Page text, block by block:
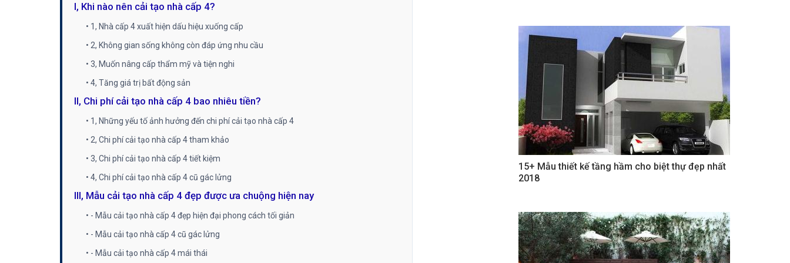
I, Khi nào nên cải tạo nhà cấp 4?
• 1, Nhà cấp 4 xuất hiện dấu hiệu xuống cấp
• 2, Không gian sống không còn đáp ứng nhu cầu
• 3, Muốn nâng cấp thẩm mỹ và tiện nghi
• 4, Tăng giá trị bất động sản
II, Chi phí cải tạo nhà cấp 4 bao nhiêu tiền?
• 1, Những yếu tố ảnh hưởng đến chi phí cải tạo nhà cấp 4
• 2, Chi phí cải tạo nhà cấp 4 tham khảo
• 3, Chi phí cải tạo nhà cấp 4 tiết kiệm
• 4, Chi phí cải tạo nhà cấp 4 cũ gác lửng
III, Mẫu cải tạo nhà cấp 4 đẹp được ưa chuộng hiện nay
• - Mẫu cải tạo nhà cấp 4 đẹp hiện đại phong cách tối giản
• - Mẫu cải tạo nhà cấp 4 cũ gác lửng
• - Mẫu cải tạo nhà cấp 4 mái thái
15+ Mẫu thiết kế tầng hầm cho biệt thự đẹp nhất
2018